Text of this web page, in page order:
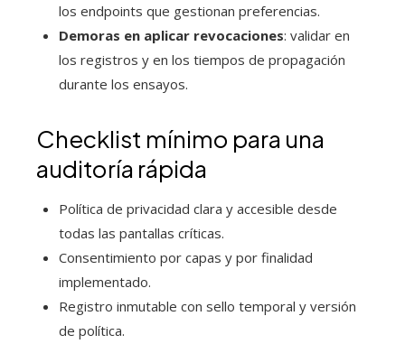
los endpoints que gestionan preferencias.
Demoras en aplicar revocaciones: validar en
los registros y en los tiempos de propagación
durante los ensayos.
Checklist mínimo para una
auditoría rápida
Política de privacidad clara y accesible desde
todas las pantallas críticas.
Consentimiento por capas y por finalidad
implementado.
Registro inmutable con sello temporal y versión
de política.